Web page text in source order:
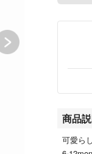
商品
可愛ら